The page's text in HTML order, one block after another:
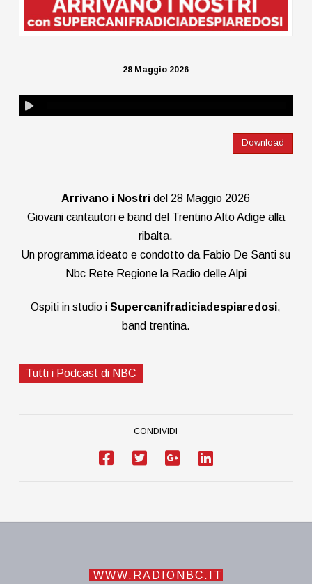
28 Maggio 2026
Download
Arrivano i Nostri del 28 Maggio 2026
Giovani cantautori e band del Trentino Alto Adige alla
ribalta.
Un programma ideato e condotto da Fabio De Santi su
Nbc Rete Regione la Radio delle Alpi
Ospiti in studio iSupercanifradiciadespiaredosi,
band trentina.
Tutti i Podcast di NBC
CONDIVIDI
WWW.RADIONBC.IT